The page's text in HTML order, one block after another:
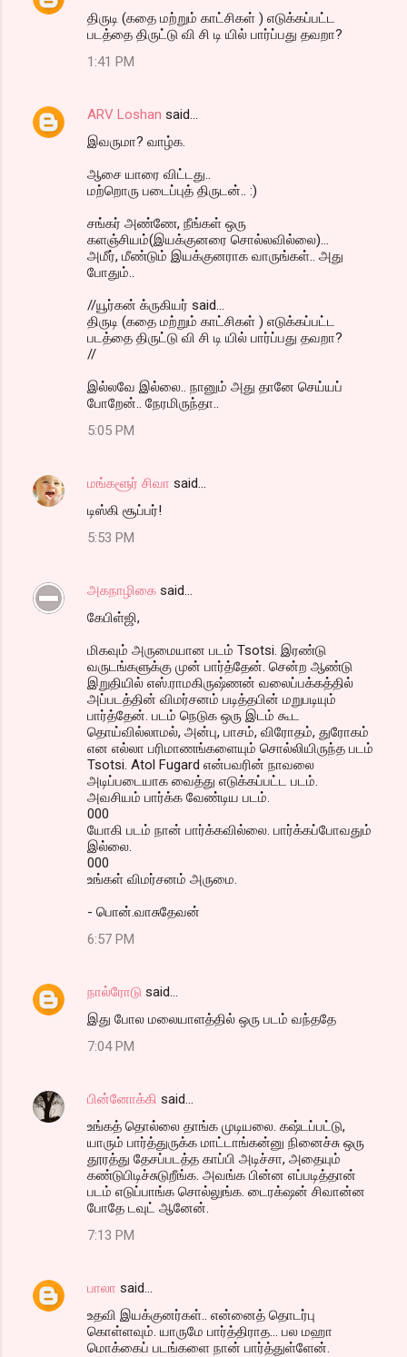
திருடி (கதை மற்றும் காட்சிகள் ) எடுக்கப்பட்ட
படத்தை திருட்டு வி சி டி யில் பார்ப்பது தவறா?
1:41 PM
ARV Loshan said…
இவருமா? வாழ்க.
ஆசை யாரை விட்டது..
மற்றொரு படைப்புத் திருடன்.. :)
சங்கர் அண்ணே, நீங்கள் ஒரு
களஞ்சியம்(இயக்குனரை சொல்லவில்லை)...
அமீர், மீண்டும் இயக்குனராக வாருங்கள்.. அது
போதும்..
//யூர்கன் க்ருகியர் said...
திருடி (கதை மற்றும் காட்சிகள் ) எடுக்கப்பட்ட
படத்தை திருட்டு வி சி டி யில் பார்ப்பது தவறா?
//
இல்லவே இல்லை.. நானும் அது தானே செய்யப்
போறேன்.. நேரமிருந்தா..
5:05 PM
மங்களூர் சிவா said…
டிஸ்கி சூப்பர்!
5:53 PM
அகநாழிகை said…
கேபிள்ஜி,
மிகவும் அருமையான படம் Tsotsi. இரண்டு
வருடங்களுக்கு முன் பார்த்தேன். சென்ற ஆண்டு
இறுதியில் எஸ்.ராமகிருஷ்ணன் வலைப்பக்கத்தில்
அப்படத்தின் விமர்சனம் படித்தபின் மறுபடியும்
பார்த்தேன். படம் நெடுக ஒரு இடம் கூட
தொய்வில்லாமல், அன்பு, பாசம், விரோதம், துரோகம்
என எல்லா பரிமாணங்களையும் சொல்லியிருந்த படம்
Tsotsi. Atol Fugard என்பவரின் நாவலை
அடிப்படையாக வைத்து எடுக்கப்பட்ட படம்.
அவசியம் பார்க்க வேண்டிய படம்.
000
யோகி படம் நான் பார்க்கவில்லை. பார்க்கப்போவதும்
இல்லை.
000
உங்கள் விமர்சனம் அருமை.
- பொன்.வாசுதேவன்
6:57 PM
நால்ரோடு said…
இது போல மலையாளத்தில் ஒரு படம் வந்ததே
7:04 PM
பின்னோக்கி said…
உங்கத் தொல்லை தாங்க முடியலை. கஷ்டப்பட்டு,
யாரும் பார்த்துருக்க மாட்டாங்கன்னு நினைச்சு ஒரு
தூரத்து தேசப்படத்த காப்பி அடிச்சா, அதையும்
கண்டுபிடிச்சுடுறீங்க. அவங்க பின்ன எப்படித்தான்
படம் எடுப்பாங்க சொல்லுங்க. டைரக்‌ஷன் சிவான்ன
போதே டவுட் ஆனேன்.
7:13 PM
பாலா said…
உதவி இயக்குனர்கள்.. என்னைத் தொடர்பு
கொள்ளவும். யாருமே பார்த்திராத... பல மஹா
மொக்கைப் படங்களை நான் பார்த்துள்ளேன்.